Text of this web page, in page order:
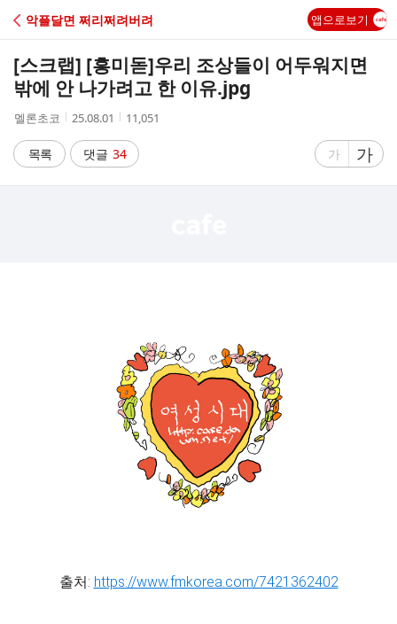
C
A
악플달면 쩌리쩌려버려 앱으로보기
[스크랩] [흥미돋]우리 조상들이 어두워지면
밖에 안 나가려고 한 이유.jpg
작
자
멜론초코
작
시
간
25.08.01
조
수
11,051
목록 댓글 34
글
가
글
자
가
출처: https://www.fmkorea.com/7421362402